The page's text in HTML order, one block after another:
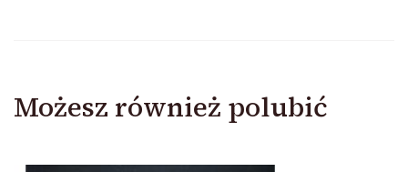
Możesz również polubić